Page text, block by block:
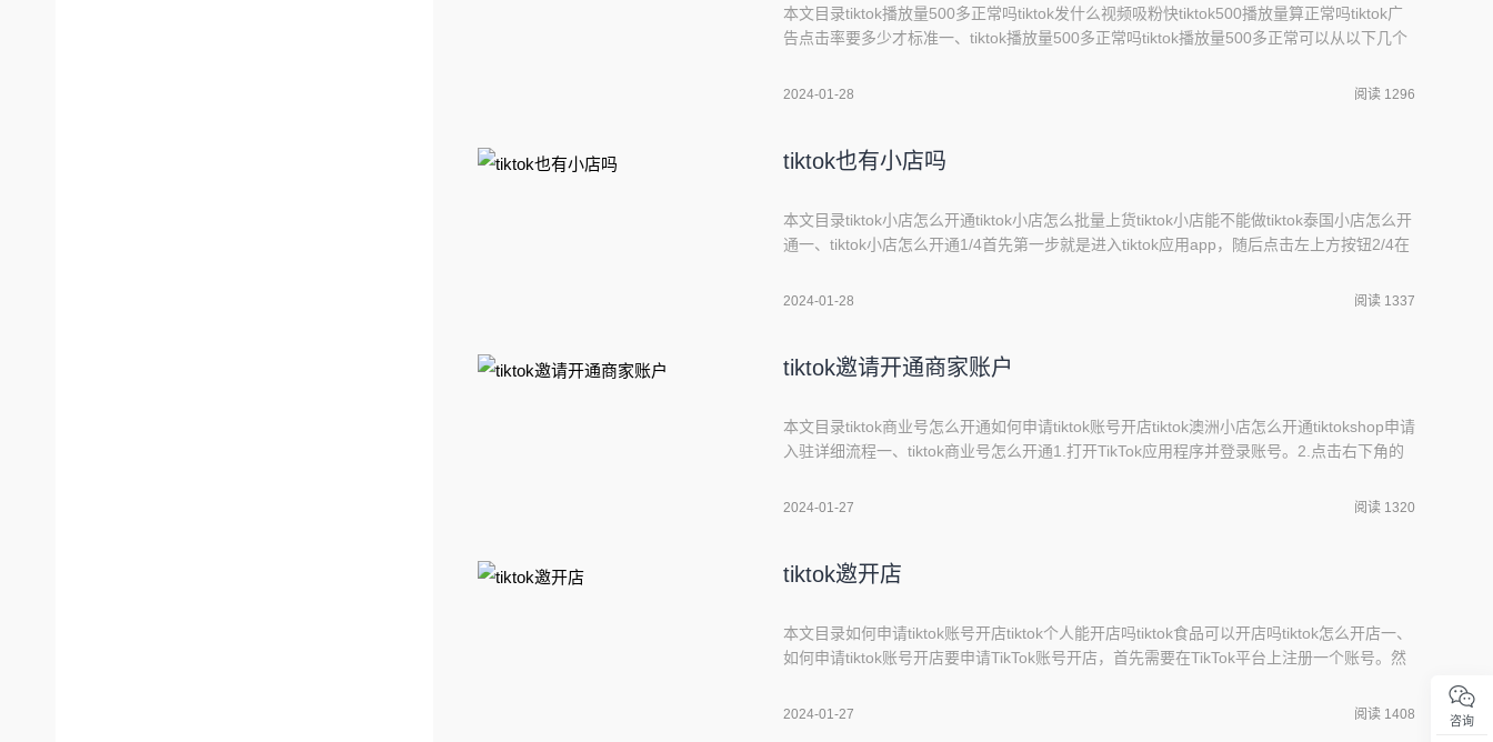
本文目录tiktok播放量500多正常吗tiktok发什么视频吸粉快tiktok500播放量算正常吗tiktok广
告点击率要多少才标准一、tiktok播放量500多正常吗tiktok播放量500多正常可以从以下几个
二、tiktok发什么视频吸粉快要吸粉快，首先需要关注热门话题和流行元素，制作与之相关的
2024-01-28 阅读 1296
tiktok也有小店吗
本文目录tiktok小店怎么开通tiktok小店怎么批量上货tiktok小店能不能做tiktok泰国小店怎么开
通一、tiktok小店怎么开通1/4首先第一步就是进入tiktok应用app，随后点击左上方按钮2/4在
即可完成tiktok小店开通。仅参考二、tiktok小店怎么批量上货TikTok小店目前不支持批量
2024-01-28 阅读 1337
tiktok邀请开通商家账户
本文目录tiktok商业号怎么开通如何申请tiktok账号开店tiktok澳洲小店怎么开通tiktokshop申请
入驻详细流程一、tiktok商业号怎么开通1.打开TikTok应用程序并登录账号。2.点击右下角的
作者账号”。6.输入个人/品牌信息和选择分类。7.等待审核通过后，商业账号就开通了。二、
2024-01-27 阅读 1320
tiktok邀开店
本文目录如何申请tiktok账号开店tiktok个人能开店吗tiktok食品可以开店吗tiktok怎么开店一、
如何申请tiktok账号开店要申请TikTok账号开店，首先需要在TikTok平台上注册一个账号。然
下来，需要提交商家认证材料，如营业执照、身份证明等。审批通过后，就可以开始在
2024-01-27 阅读 1408 咨询